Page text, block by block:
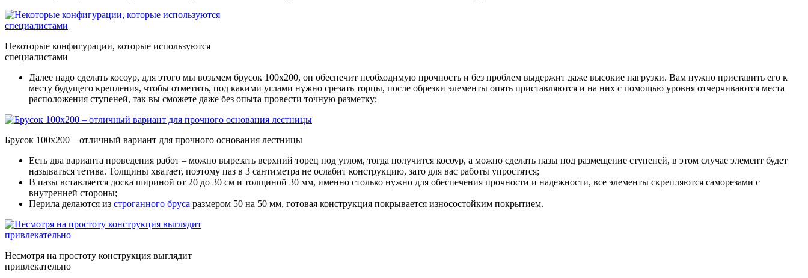
Некоторые конфигурации, которые используются
специалистами
Далее надо сделать косоур, для этого мы возьмем брусок 100х200, он обеспечит необходимую прочность и без проблем выдержит даже высокие нагрузки. Вам нужно приставить его к
месту будущего крепления, чтобы отметить, под какими углами нужно срезать торцы, после обрезки элементы опять приставляются и на них с помощью уровня отчерчиваются места
расположения ступеней, так вы сможете даже без опыта провести точную разметку;
Брусок 100х200 – отличный вариант для прочного основания лестницы
Есть два варианта проведения работ – можно вырезать верхний торец под углом, тогда получится косоур, а можно сделать пазы под размещение ступеней, в этом случае элемент будет
называться тетива. Толщины хватает, поэтому паз в 3 сантиметра не ослабит конструкцию, зато для вас работы упростятся;
В пазы вставляется доска шириной от 20 до 30 см и толщиной 30 мм, именно столько нужно для обеспечения прочности и надежности, все элементы скрепляются саморезами с
внутренней стороны;
Перила делаются из строганного бруса размером 50 на 50 мм, готовая конструкция покрывается износостойким покрытием.
Несмотря на простоту конструкция выглядит
привлекательно